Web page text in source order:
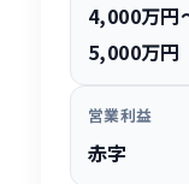
4,000万円
5,000万円
営業利益
赤字